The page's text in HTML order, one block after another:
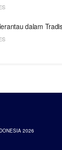
dalam
2026